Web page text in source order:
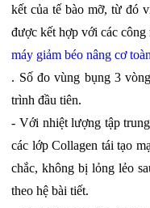
kết của tế bào mỡ, từ đó
được kết hợp với các
máy giảm béo nâng cơ
. Số đo vùng bụng 3
trình đầu tiên.
- Với nhiệt lượng tập
các lớp Collagen tái tạo
chắc, không bị lỏng lẻo
theo hệ bài tiết.